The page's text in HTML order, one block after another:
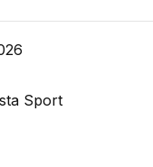
Sport